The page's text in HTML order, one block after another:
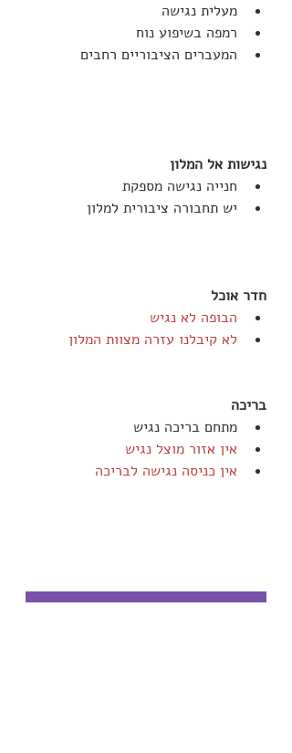
מעלית נגישה
רמפה בשיפוע נוח
המעברים הציבוריים רחבים
נגישות אל המלון
חנייה נגישה מספקת
יש תחבורה ציבורית למלון
חדר אוכל
הבופה לא נגיש
לא קיבלנו עזרה מצוות המלון
בריכה
מתחם בריכה נגיש
אין אזור מוצל נגיש
אין כניסה נגישה לבריכה